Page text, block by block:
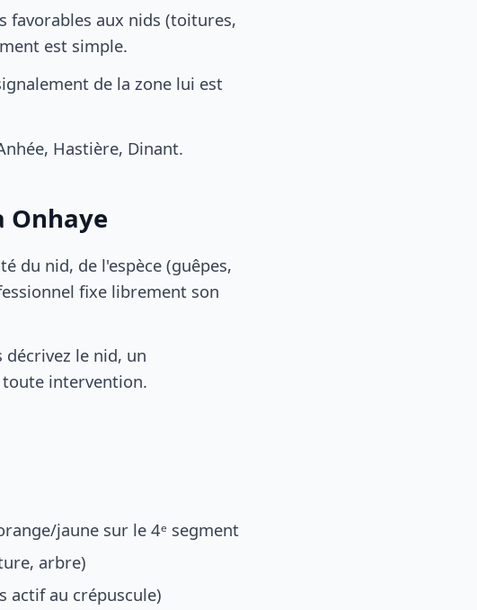
favorables aux nids (toitures,
est simple.
de la zone lui est
Hastière, Dinant.
Onhaye
du nid, de l'espèce (guêpes,
fixe librement son
décrivez le nid, un
toute intervention.
jaune sur le 4ᵉ segment
arbre)
actif au crépuscule)